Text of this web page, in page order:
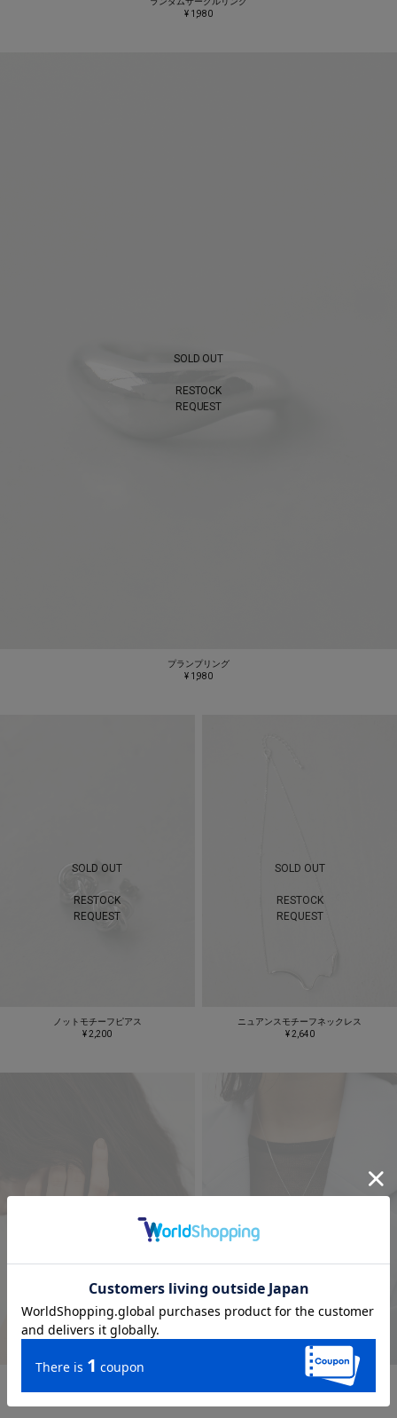
¥ 1,980
SOLD OUT
RESTOCK
REQUEST
プランプリング
¥ 1,980
SOLD OUT
RESTOCK
REQUEST
ノットモチーフピアス
¥ 2,200
SOLD OUT
RESTOCK
REQUEST
ニュアンスモチーフネックレス
¥ 2,640
¥ 1,760
モチーフタイネックレス
¥ 2,860